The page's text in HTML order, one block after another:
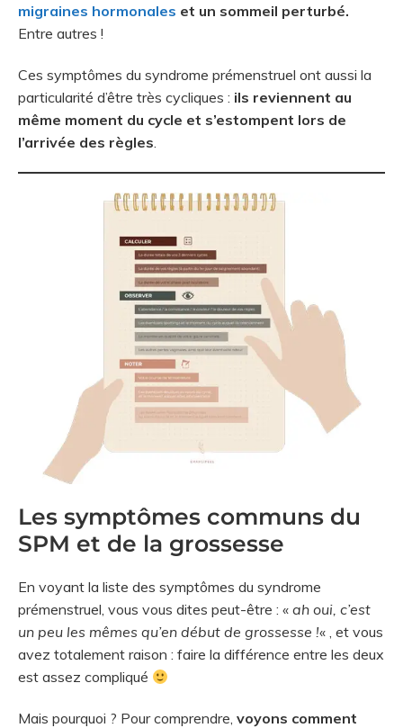
migraines hormonales et un sommeil perturbé.
Entre autres !
Ces symptômes du syndrome prémenstruel ont aussi la
particularité d’être très cycliques : ils reviennent au
même moment du cycle et s’estompent lors de
l’arrivée des règles
Les symptômes communs du
SPM et de la grossesse
En voyant la liste des symptômes du syndrome
prémenstruel, vous vous dites peut-être : « ah oui, c’est
un peu les mêmes qu’en début de grossesse !« , et vous
avez totalement raison : faire la différence entre les deux
est assez compliqué
Mais pourquoi ? Pour comprendre, voyons comment